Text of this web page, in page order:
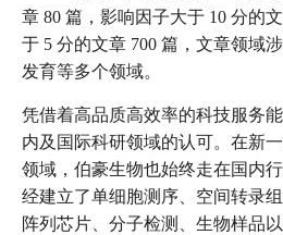
章 80 篇，影响因子大于 10 分的
于 5 分的文章 700 篇，文章领域
发育等多个领域。
凭借着高品质高效率的科技服务
内及国际科研领域的认可。在新
领域，伯豪生物也始终走在国内
经建立了单细胞测序、空间转录
阵列芯片、分子检测、生物样品